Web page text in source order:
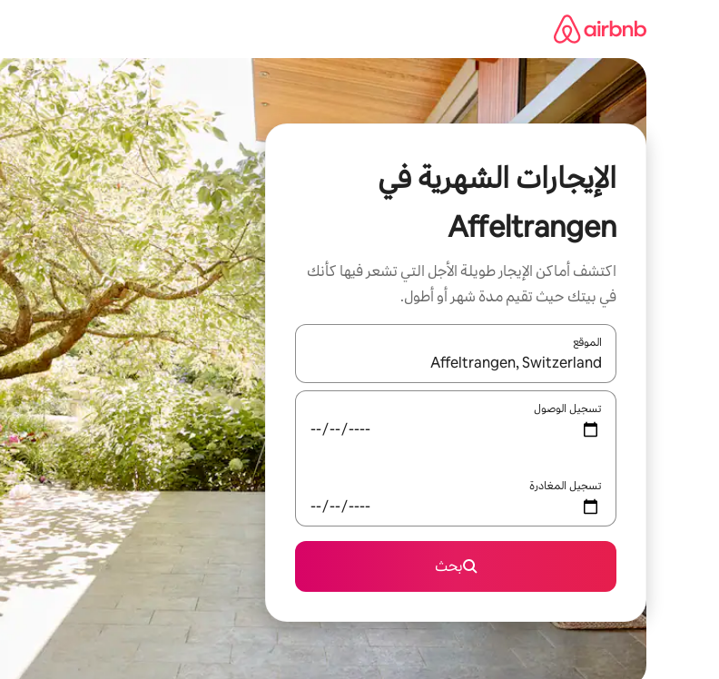
الإيجارات الشهرية في
Affeltrangen
اكتشف أماكن الإيجار طويلة الأجل التي تشعر فيها كأنك
في بيتك حيث تقيم مدة شهر أو أطول.
الموقع
عند توفر النتائج، انتقل باستخدام السهمين لأعلى ولأسفل أو استكشف عن طريق اللمس أو السحب.
تسجيل الوصول
تسجيل المغادرة
بحث